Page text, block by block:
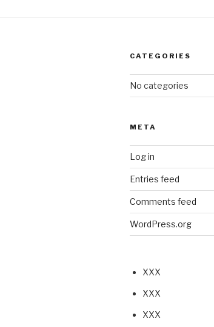
CATEGORIES
No categories
META
Log in
Entries feed
Comments feed
WordPress.org
XXX
XXX
XXX